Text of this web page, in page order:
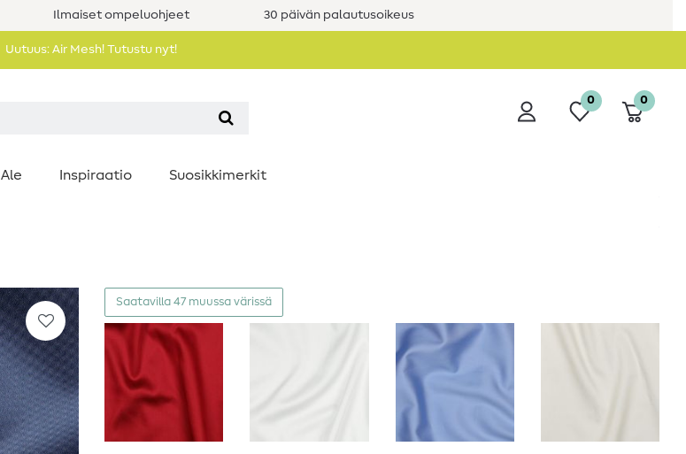
Ilmaiset ompeluohjeet 30 päivän palautusoikeus
Uutuus: Air Mesh! Tutustu nyt!
0 0
Ale Inspiraatio Suosikkimerkit
Saatavilla 47 muussa värissä